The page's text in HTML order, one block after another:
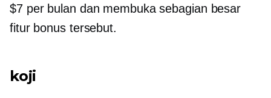
$7 per bulan dan membuka sebagian besar
fitur bonus tersebut.
koji